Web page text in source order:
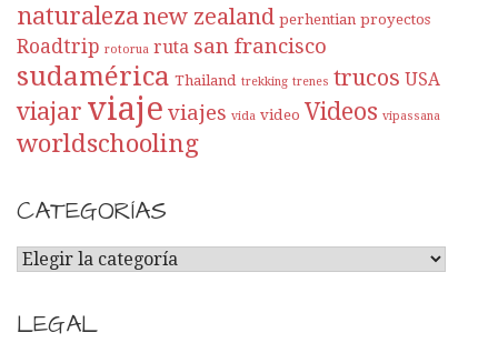
naturaleza new zealand perhentian proyectos
Roadtrip rotorua ruta san francisco
sudamérica Thailand trekking trenes trucos USA
viajar viaje viajes vida video Videos vipassana
worldschooling
CATEGORÍAS
C
T
E
LEGAL